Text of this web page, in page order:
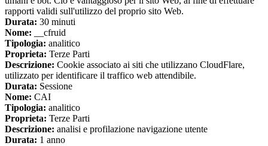
rapporti validi sull'utilizzo del proprio sito Web.
Durata: 30 minuti
Nome: __cfruid
Tipologia: analitico
Proprieta: Terze Parti
Descrizione: Cookie associato ai siti che utilizzano CloudFlare,
utilizzato per identificare il traffico web attendibile.
Durata: Sessione
Nome: CAI
Tipologia: analitico
Proprieta: Terze Parti
Descrizione: analisi e profilazione navigazione utente
Durata: 1 anno